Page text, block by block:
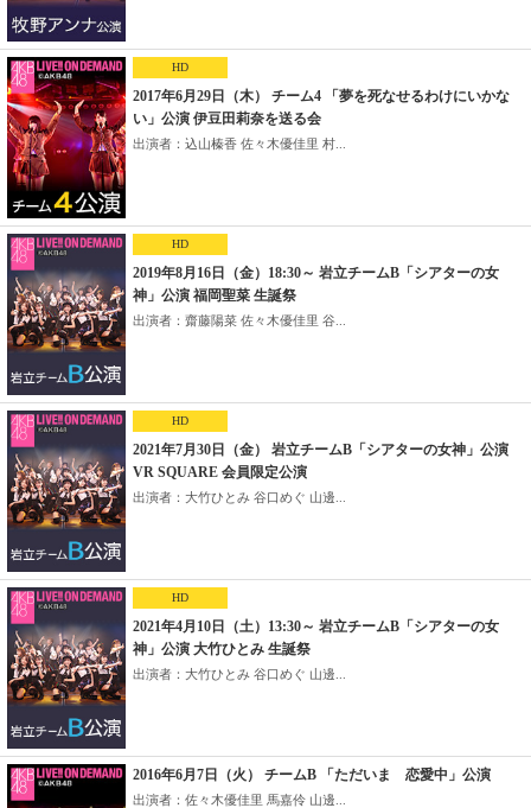
HD
2017年6月29日（木） チーム4 「夢を死なせるわけにいかな
い」公演 伊豆田莉奈を送る会
出演者：込山榛香 佐々木優佳里 村...
HD
2019年8月16日（金）18:30～ 岩立チームB「シアターの女
神」公演 福岡聖菜 生誕祭
出演者：齋藤陽菜 佐々木優佳里 谷...
HD
2021年7月30日（金） 岩立チームB「シアターの女神」公演
VR SQUARE 会員限定公演
出演者：大竹ひとみ 谷口めぐ 山邊...
HD
2021年4月10日（土）13:30～ 岩立チームB「シアターの女
神」公演 大竹ひとみ 生誕祭
出演者：大竹ひとみ 谷口めぐ 山邊...
2016年6月7日（火） チームB 「ただいま 恋愛中」公演
出演者：佐々木優佳里 馬嘉伶 山邊...